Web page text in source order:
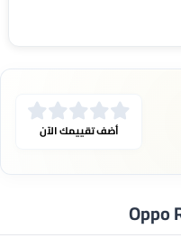
أضف تقييمك الآن